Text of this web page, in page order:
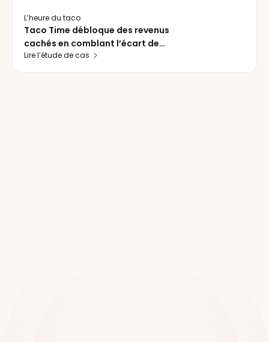
L’heure du taco
Taco Time débloque des revenus
cachés en comblant l’écart de
réponse
Lire l’étude de cas